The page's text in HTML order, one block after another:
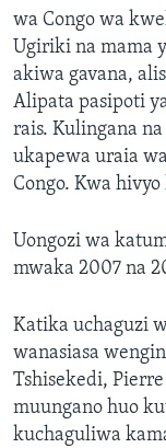
wa Congo wa
Ugiriki na mama
akiwa gavana,
Alipata pasipoti
rais. Kulingana
ukapewa uraia
Congo. Kwa
Uongozi wa
mwaka 2007 na
Katika uchaguzi
wanasiasa
Tshisekedi,
muungano huo
kuchaguliwa